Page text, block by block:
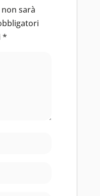
sarà
*